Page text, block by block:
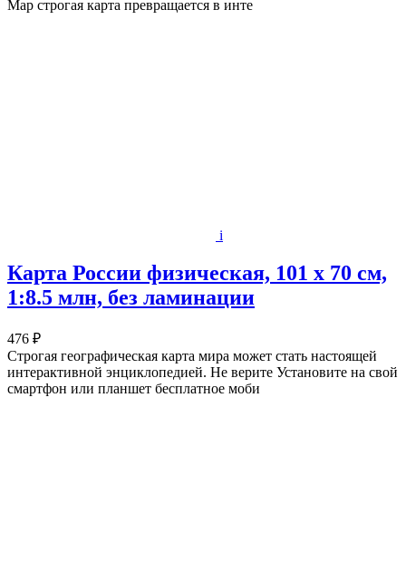
Map строгая карта превращается в инте
i
Карта России физическая, 101 x 70 см,
1:8.5 млн, без ламинации
476 ₽
Строгая географическая карта мира может стать настоящей
интерактивной энциклопедией. Не верите Установите на свой
смартфон или планшет бесплатное моби